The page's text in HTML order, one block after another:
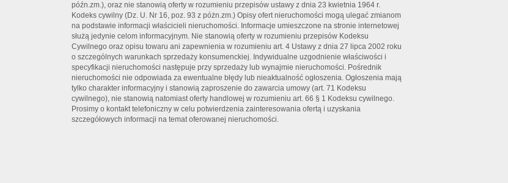
późn.zm.), oraz nie stanowią oferty w rozumieniu przepisów ustawy z dnia 23 kwietnia 1964 r.
Kodeks cywilny (Dz. U. Nr 16, poz. 93 z póżn.zm.) Opisy ofert nieruchomości mogą ulegać zmianom
na podstawie informacji właścicieli nieruchomości. Informacje umieszczone na stronie internetowej
służą jedynie celom informacyjnym. Nie stanowią oferty w rozumieniu przepisów Kodeksu
Cywilnego oraz opisu towaru ani zapewnienia w rozumieniu art. 4 Ustawy z dnia 27 lipca 2002 roku
o szczególnych warunkach sprzedaży konsumenckiej. Indywidualne uzgodnienie właściwości i
specyfikacji nieruchomości następuje przy sprzedaży lub wynajmie nieruchomości. Pośrednik
nieruchomości nie odpowiada za ewentualne błędy lub nieaktualność ogłoszenia. Ogłoszenia mają
tylko charakter informacyjny i stanowią zaproszenie do zawarcia umowy (art. 71 Kodeksu
cywilnego), nie stanowią natomiast oferty handlowej w rozumieniu art. 66 § 1 Kodeksu cywilnego.
Prosimy o kontakt telefoniczny w celu potwierdzenia zainteresowania ofertą i uzyskania
szczegółowych informacji na temat oferowanej nieruchomości.